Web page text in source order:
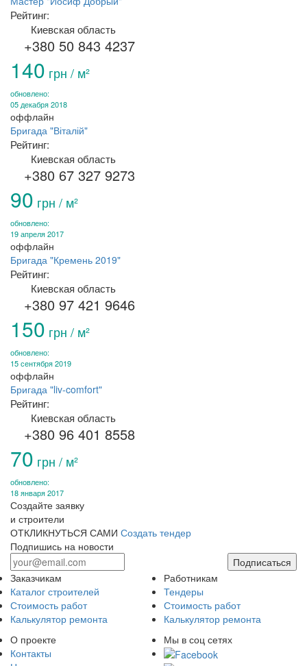
Рейтинг:
Киевская область
+380 50 843 4237
140 грн / м²
обновлено:
05 декабря 2018
оффлайн
Бригада "Віталій"
Рейтинг:
Киевская область
+380 67 327 9273
90 грн / м²
обновлено:
19 апреля 2017
оффлайн
Бригада "Кремень 2019"
Рейтинг:
Киевская область
+380 97 421 9646
150 грн / м²
обновлено:
15 сентября 2019
оффлайн
Бригада "liv-comfort"
Рейтинг:
Киевская область
+380 96 401 8558
70 грн / м²
обновлено:
18 января 2017
Создайте заявку
и строители
ОТКЛИКНУТЬСЯ САМИ Создать тендер
Подпишись на новости
Подписаться
Заказчикам
Каталог строителей
Стоимость работ
Калькулятор ремонта
Работникам
Тендеры
Стоимость работ
Калькулятор ремонта
О проекте
Контакты
Мы в соц сетях